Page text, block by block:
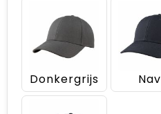
Donkergrijs